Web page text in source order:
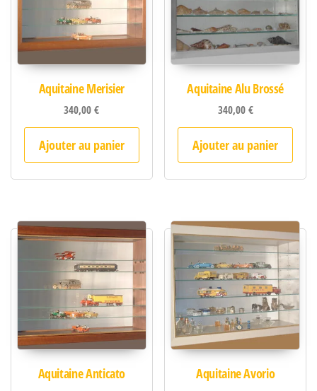
Aquitaine Merisier
340,00€
Ajouter au panier
Aquitaine Alu Brossé
340,00€
Ajouter au panier
Aquitaine Anticato Aquitaine Avorio